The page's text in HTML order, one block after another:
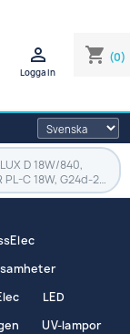
shopping_cart (0)

Logga in
D 18W/840,
PL-C 18W, G24d-2…
LED
UV-lampor